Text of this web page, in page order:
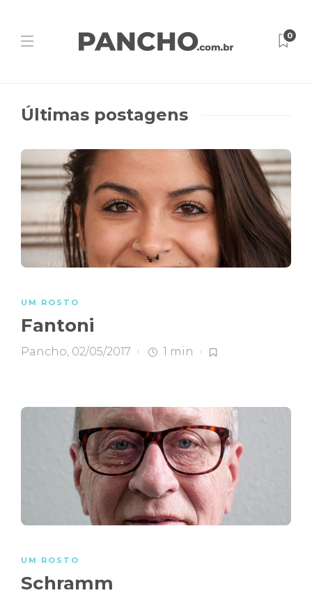
0
Últimas postagens
UM ROSTO
Fantoni
Pancho, 02/05/2017 1 min
UM ROSTO
Schramm